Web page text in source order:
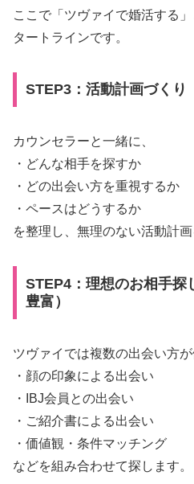
ここで「ツヴァイで婚活する
タートラインです。
STEP3：活動計画づくり
カウンセラーと一緒に、
・どんな相手を探すか
・どの出会い方を重視するか
・ペースはどうするか
を整理し、無理のない活動計画
STEP4：理想のお相手探
豊富）
ツヴァイでは複数の出会い方が
・顔の印象による出会い
・IBJ会員との出会い
・ご紹介書による出会い
・価値観・条件マッチング
などを組み合わせて探します。